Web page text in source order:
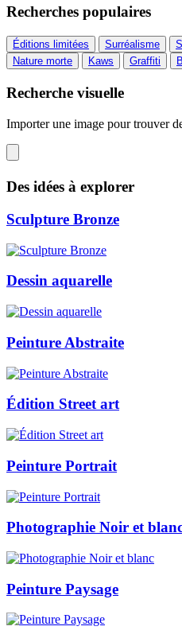
Recherches populaires
Éditions limitées Surréalisme
Nature morte
Kaws Graffiti
Recherche visuelle
Importer une image pour trouver
Des idées à explorer
Sculpture Bronze
Dessin aquarelle
Peinture Abstraite
Édition Street art
Peinture Portrait
Photographie Noir et
Peinture Paysage